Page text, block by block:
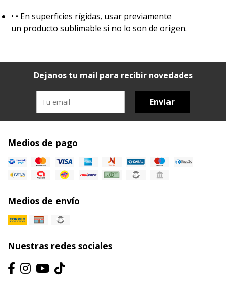
•⁠ ⁠• En superficies rígidas, usar previamente
un producto sublimable si no lo son de origen.
Dejanos tu mail para recibir novedades
Enviar
Medios de pago
Medios de envío
Nuestras redes sociales